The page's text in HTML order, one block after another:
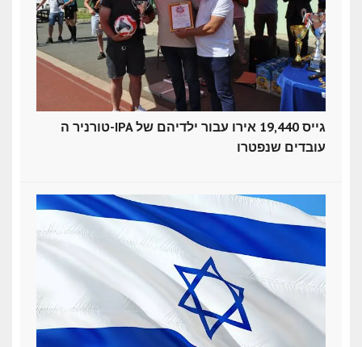
טורניר ה-IPA גייס 19,440 אירו עבור ילדיהם של
עובדים שנפטרו